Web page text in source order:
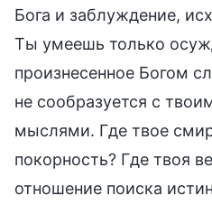
Бога и заблуждение,
Ты умеешь только
произнесенное Богом
не сообразуется с
мыслями. Где твое
покорность? Где твоя
отношение поиска